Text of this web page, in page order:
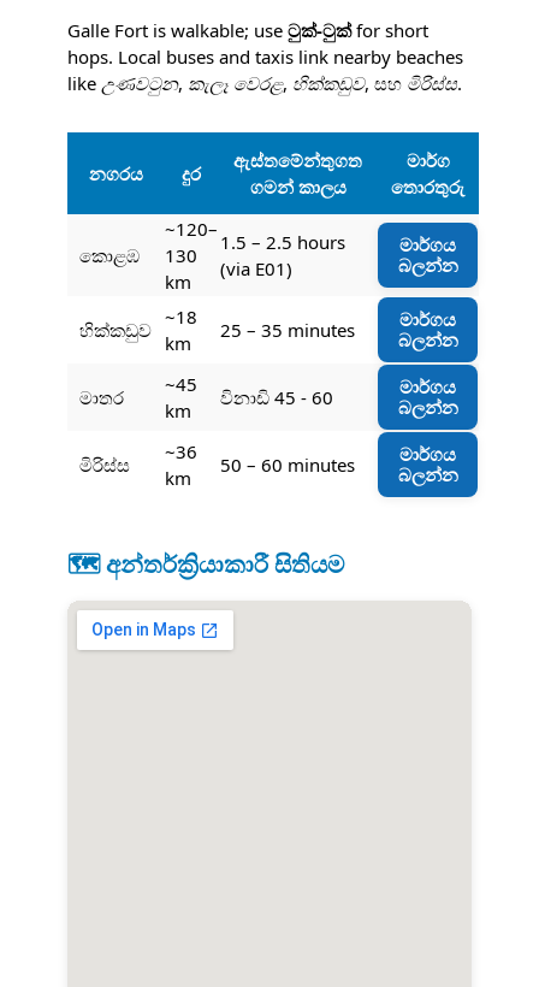
Galle Fort is walkable; use ටුක්-ටුක්for short
hops. Local buses and taxis link nearby beaches
like උණවටුන, කැලෑ වෙරළ, හික්කඩුව, සහ මිරිස්ස.
නගරය දුර
ඇස්තමේන්තුගත
ගමන් කාලය
මාර්ග
තොරතුරු
කොළඹ
~120–
130
km
1.5 – 2.5 hours
(via E01)
මාර්ගය
බලන්න
හික්කඩුව
~18
km
25 – 35 minutes
මාර්ගය
බලන්න
මාතර
~45
km
විනාඩි 45 - 60
මාර්ගය
බලන්න
මිරිස්ස
~36
km
50 – 60 minutes
මාර්ගය
බලන්න
🗺️ අන්තර්ක්‍රියාකාරී සිතියම